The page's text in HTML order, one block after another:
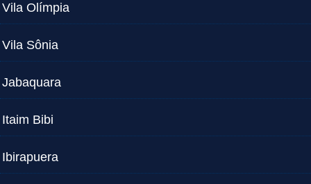
Vila Olímpia
Vila Sônia
Jabaquara
Itaim Bibi
Ibirapuera